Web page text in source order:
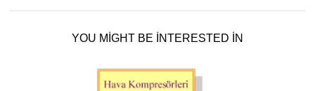
YOU MIGHT BE INTERESTED IN